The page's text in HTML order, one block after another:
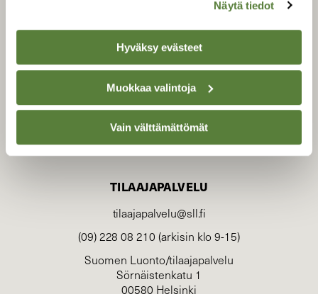
Näytä tiedot
Hyväksy evästeet
Muokkaa valintoja
Vain välttämättömät
TILAAJAPALVELU
tilaajapalvelu@sll.fi
(09) 228 08 210 (arkisin klo 9-15)
Suomen Luonto/tilaajapalvelu
Sörnäistenkatu 1
00580 Helsinki